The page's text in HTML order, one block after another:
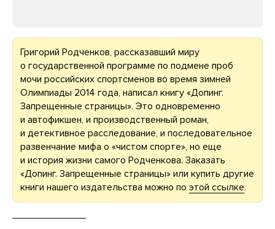
Григорий Родченков, рассказавший миру
о государственной программе по подмене проб
мочи российских спортсменов во время зимней
Олимпиады 2014 года, написал книгу «Допинг.
Запрещенные страницы». Это одновременно
и автофикшен, и производственный роман,
и детективное расследование, и последовательное
развенчание мифа о «чистом спорте», но еще
и история жизни самого Родченкова. Заказать
«Допинг. Запрещенные страницы» или купить другие
книги нашего издательства можно по этой ссылке.